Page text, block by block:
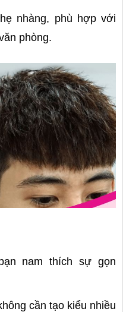
nhàng, phù hợp với
phòng.
nam thích sự gọn
cần tạo kiểu nhiều